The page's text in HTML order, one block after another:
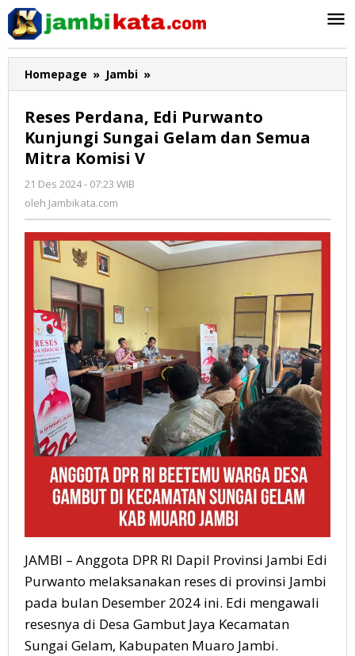
Lewati
konten
Homepage » Jambi »
Perdana,
Edi
Purwanto
Kunjungi
Mitra
Komisi
V
Reses Perdana, Edi Purwanto
Kunjungi Sungai Gelam dan Semua
Mitra Komisi V
21 Des 2024 - 07:23 WIB
oleh Jambikata.com
JAMBI – Anggota DPR RI Dapil Provinsi Jambi Edi
Purwanto melaksanakan reses di provinsi Jambi
pada bulan Desember 2024 ini. Edi mengawali
resesnya di Desa Gambut Jaya Kecamatan
Sungai Gelam, Kabupaten Muaro Jambi.